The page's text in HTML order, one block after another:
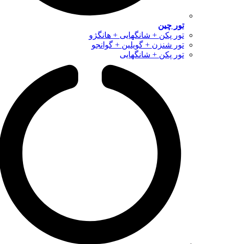
تور چین
تور پکن + شانگهایی + هانگژو
تور شنزن + گویلین + گوانجو
تور پکن + شانگهایی